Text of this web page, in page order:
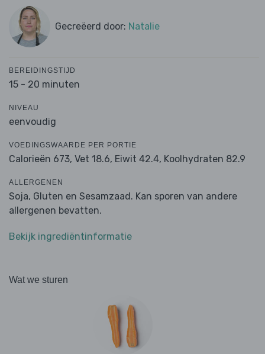
Gecreëerd door: Natalie
BEREIDINGSTIJD
15 - 20 minuten
NIVEAU
eenvoudig
VOEDINGSWAARDE PER PORTIE
Calorieën 673, Vet 18.6, Eiwit 42.4, Koolhydraten 82.9
ALLERGENEN
Soja, Gluten en Sesamzaad. Kan sporen van andere
allergenen bevatten.
Bekijk ingrediëntinformatie
Wat we sturen